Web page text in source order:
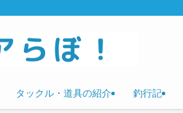
タックル・道具の紹介 釣行記